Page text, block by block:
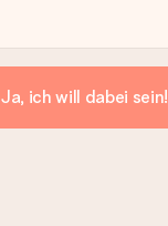
Ja, ich will dabei sein!